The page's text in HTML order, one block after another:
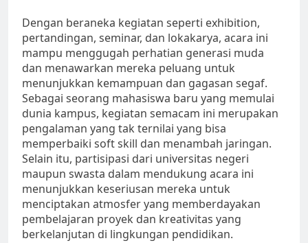
Dengan beraneka kegiatan seperti exhibition,
pertandingan, seminar, dan lokakarya, acara ini
mampu menggugah perhatian generasi muda
dan menawarkan mereka peluang untuk
menunjukkan kemampuan dan gagasan segaf.
Sebagai seorang mahasiswa baru yang memulai
dunia kampus, kegiatan semacam ini merupakan
pengalaman yang tak ternilai yang bisa
memperbaiki soft skill dan menambah jaringan.
Selain itu, partisipasi dari universitas negeri
maupun swasta dalam mendukung acara ini
menunjukkan keseriusan mereka untuk
menciptakan atmosfer yang memberdayakan
pembelajaran proyek dan kreativitas yang
berkelanjutan di lingkungan pendidikan.